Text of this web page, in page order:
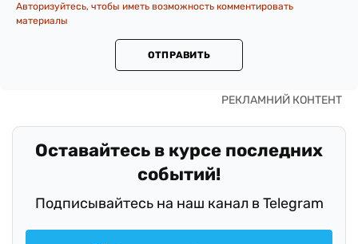
Авторизуйтесь, чтобы иметь возможность комментировать
материалы
ОТПРАВИТЬ
Оставайтесь в курсе последних
событий!
Подписывайтесь на наш канал в Telegram